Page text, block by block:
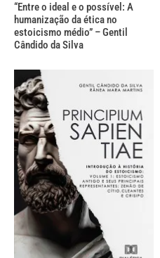
“Entre o ideal e o possível: A
humanização da ética no
estoicismo médio” – Gentil
Cândido da Silva